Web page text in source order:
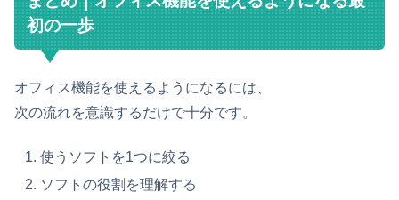
初の一歩
オフィス機能を使えるようになるには、
次の流れを意識するだけで十分です。
使うソフトを1つに絞る
ソフトの役割を理解する